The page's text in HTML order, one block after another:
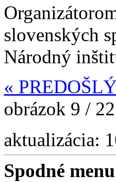
slovenských
Národný
«
obrázok 9 / 22
aktualizácia:
Spodné